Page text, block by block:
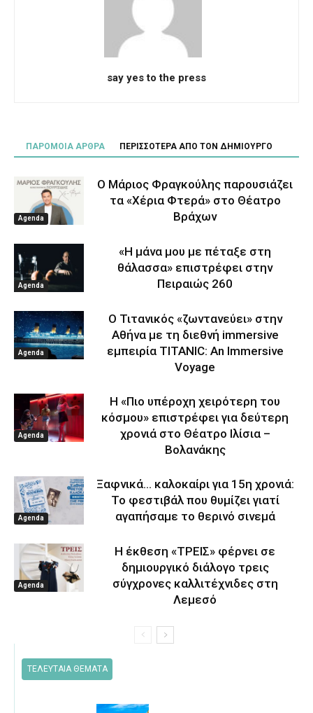
say yes to the press
ΠΑΡΟΜΟΙΑ ΑΡΘΡΑ ΠΕΡΙΣΣΟΤΕΡΑ ΑΠΟ ΤΟΝ ΔΗΜΙΟΥΡΓΟ
Agenda
Ο Μάριος Φραγκούλης παρουσιάζει
τα «Χέρια Φτερά» στο Θέατρο
Βράχων
Agenda
«Η μάνα μου με πέταξε στη
θάλασσα» επιστρέφει στην
Πειραιώς 260
Agenda
Ο Τιτανικός «ζωντανεύει» στην
Αθήνα με τη διεθνή immersive
εμπειρία TITANIC: An Immersive
Voyage
Agenda
Η «Πιο υπέροχη χειρότερη του
κόσμου» επιστρέφει για δεύτερη
χρονιά στο Θέατρο Ιλίσια –
Βολανάκης
Agenda
Ξαφνικά… καλοκαίρι για 15η χρονιά:
Το φεστιβάλ που θυμίζει γιατί
αγαπήσαμε το θερινό σινεμά
Agenda
Η έκθεση «ΤΡΕΙΣ» φέρνει σε
δημιουργικό διάλογο τρεις
σύγχρονες καλλιτέχνιδες στη
Λεμεσό
ΤΕΛΕΥΤΑΙΑ ΘΕΜΑΤΑ